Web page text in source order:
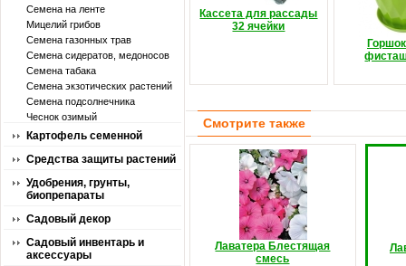
Семена на ленте
Мицелий грибов
Семена газонных трав
Семена сидератов, медоносов
Семена табака
Семена экзотических растений
Семена подсолнечника
Чеснок озимый
Картофель семенной
Средства защиты растений
Удобрения, грунты,
биопрепараты
Садовый декор
Садовый инвентарь и
аксессуары
Кассета для рассады
32 ячейки
Смотрите также
Лаватера Блестящая
смесь